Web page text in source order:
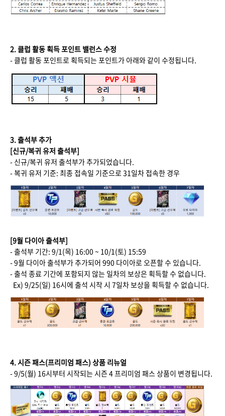
2. 클럽 활동 획득 포인트 밸런스 수정
- 클럽 활동 포인트로 획득되는 포인트가 아래와 같이 수정됩니다.
3. 출석부 추가
[신규/복귀 유저 출석부]
- 신규/복귀 유저 출석부가 추가되었습니다.
- 복귀 유저 기준: 최종 접속일 기준으로 31일차 접속한 경우
[9월 다이아 출석부]
- 출석부 기간: 9/1(목) 16:00 ~ 10/1(토) 15:59
- 9월 다이아 출석부가 추가되어 990 다이아로 오픈할 수 있습니다.
- 출석 종료 기간에 포함되지 않는 일차의 보상은 획득할 수 없습니다.
Ex) 9/25(일) 16시에 출석 시작 시 7일차 보상을 획득할 수 없습니다.
4. 시즌 패스(프리미엄 패스) 상품 리뉴얼
- 9/5(월) 16시부터 시작되는 시즌 4 프리미엄 패스 상품이 변경됩니다.